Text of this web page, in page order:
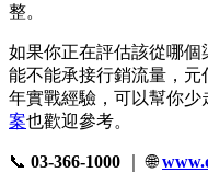
整。
如果你正在評估該從哪
能不能承接行銷流量，元
年實戰經驗，可以幫你少
案也歡迎參考。
📞 03-366-1000 ｜ 🌐